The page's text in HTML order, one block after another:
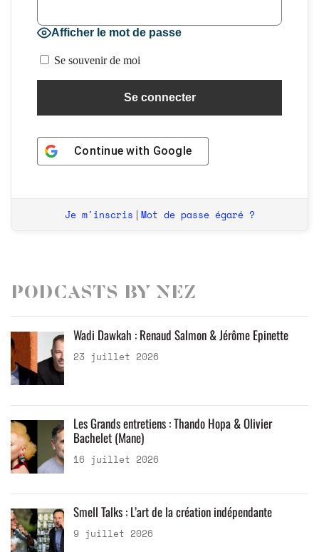
Afficher le mot de passe
Se souvenir de moi
Continue with Google
Je m'inscris | Mot de passe égaré ?
Podcasts by Nez
Wadi Dawkah : Renaud Salmon & Jérôme Epinette
23 juillet 2026
Les Grands entretiens : Thando Hopa & Olivier
Bachelet (Mane)
16 juillet 2026
Smell Talks : L’art de la création indépendante
9 juillet 2026